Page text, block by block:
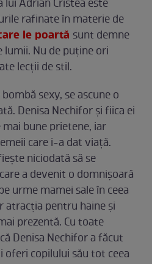
Adrian Cristea este
rafinate în materie de
le poartă sunt demne
Nu de puține ori
lecții de stil.
sexy, se ascune o
Denisa Nechifor și fiica ei
bune prietene, iar
care i-a dat viață.
niciodată să se
a devenit o domnișoară
urme mamei sale în ceea
atracția pentru haine și
prezentă. Cu toate
Denisa Nechifor a făcut
copilului său tot ceea